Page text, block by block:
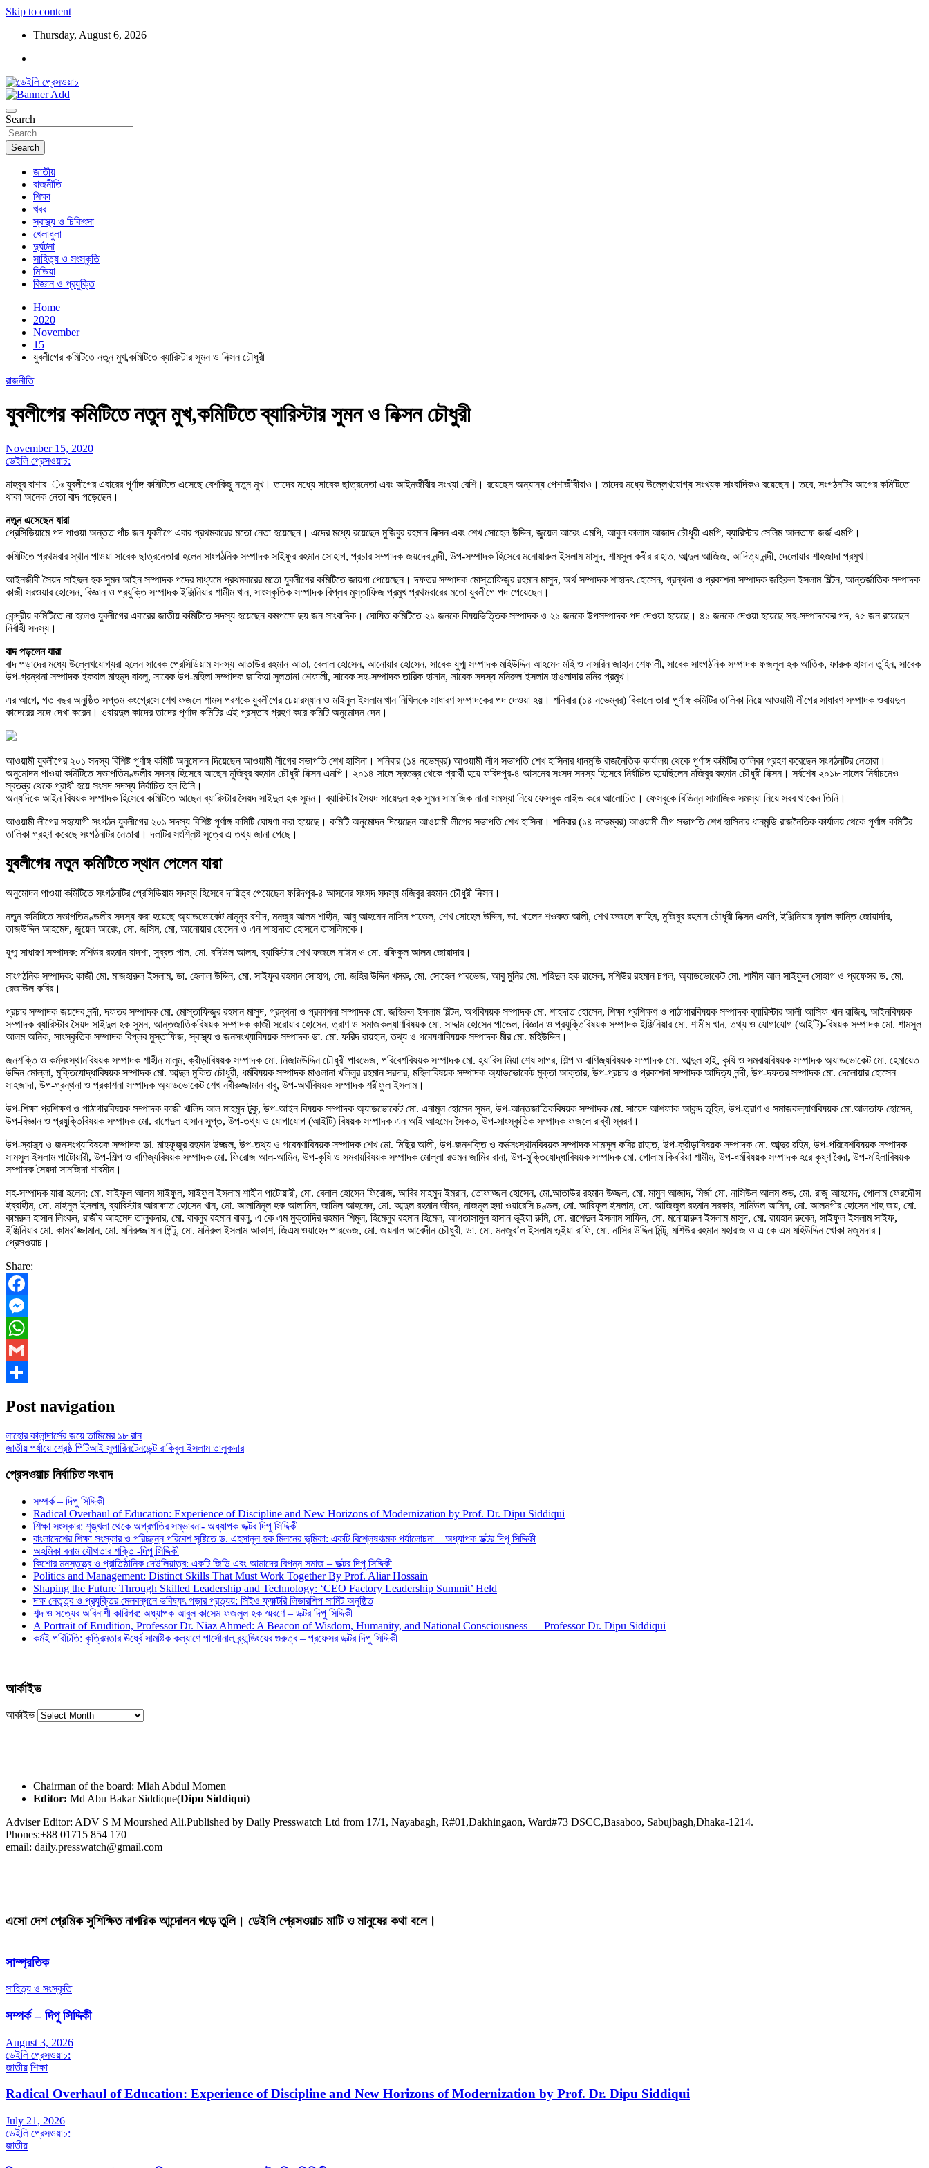
Skip to content
Thursday, August 6, 2026
ডেইলি প্রেসওয়াচ
Search
Search
জাতীয়
রাজনীতি
শিক্ষা
খবর
স্বাস্থ্য ও চিকিৎসা
খেলাধুলা
দুর্ঘটনা
সাহিত্য ও সংস্কৃতি
মিডিয়া
বিজ্ঞান ও প্রযুক্তি
Home
2020
November
15
যুবলীগের কমিটিতে নতুন মুখ,কমিটিতে ব্যারিস্টার সুমন ও নিক্সন চৌধুরী
রাজনীতি
যুবলীগের কমিটিতে নতুন মুখ,কমিটিতে ব্যারিস্টার সুমন ও নিক্সন চৌধুরী
November 15, 2020
ডেইলি প্রেসওয়াচ:
মাহবুব বাশার ঃ যুবলীগের এবারের পূর্ণাঙ্গ কমিটিতে এসেছে বেশকিছু নতুন মুখ। তাদের মধ্যে সাবেক ছাত্রনেতা এবং আইনজীবীর সংখ্যা বেশি। রয়েছেন অন্যান্য পেশাজীবীরাও। তাদের মধ্যে উল্লেখযোগ্য সংখ্যক সাংবাদিকও রয়েছেন। তবে, সংগঠনটির আগের কমিটিতে
থাকা অনেক নেতা বাদ পড়েছেন।
নতুন এসেছেন যারা
প্রেসিডিয়ামে পদ পাওয়া অন্তত পাঁচ জন যুবলীগে এবার প্রথমবারের মতো নেতা হয়েছেন। এদের মধ্যে রয়েছেন মুজিবুর রহমান নিক্সন এবং শেখ সোহেল উদ্দিন, জুয়েল আরেং এমপি, আবুল কালাম আজাদ চৌধুরী এমপি, ব্যারিস্টার সেলিম আলতাফ জর্জ এমপি।
কমিটিতে প্রথমবার স্থান পাওয়া সাবেক ছাত্রনেতারা হলেন সাংগঠনিক সম্পাদক সাইফুর রহমান সোহাগ, প্রচার সম্পাদক জয়দেব নন্দী, উপ-সম্পাদক হিসেবে মনোয়ারুল ইসলাম মাসুদ, শামসুল কবীর রাহাত, আব্দুল আজিজ, আদিত্য নন্দী, দেলোয়ার শাহজাদা প্রমুখ।
আইনজীবী সৈয়দ সাইদুল হক সুমন আইন সম্পাদক পদের মাধ্যমে প্রথমবারের মতো যুবলীগের কমিটিতে জায়গা পেয়েছেন। দফতর সম্পাদক মোস্তাফিজুর রহমান মাসুদ, অর্থ সম্পাদক শাহাদৎ হোসেন, গ্রন্থনা ও প্রকাশনা সম্পাদক জহিরুল ইসলাম মিল্টন, আন্তর্জাতিক সম্পাদক
কাজী সরওয়ার হোসেন, বিজ্ঞান ও প্রযুক্তি সম্পাদক ইঞ্জিনিয়ার শামীম খান, সাংস্কৃতিক সম্পাদক বিপ্লব মুস্তাফিজ প্রমুখ প্রথমবারের মতো যুবলীগে পদ পেয়েছেন।
কেন্দ্রীয় কমিটিতে না হলেও যুবলীগের এবারের জাতীয় কমিটিতে সদস্য হয়েছেন কমপক্ষে ছয় জন সাংবাদিক। ঘোষিত কমিটিতে ২১ জনকে বিষয়ভিত্তিক সম্পাদক ও ২১ জনকে উপসম্পাদক পদ দেওয়া হয়েছে। ৪১ জনকে দেওয়া হয়েছে সহ-সম্পাদকের পদ, ৭৫ জন রয়েছেন
নির্বাহী সদস্য।
বাদ পড়লেন যারা
বাদ পড়াদের মধ্যে উল্লেখযোগ্যরা হলেন সাবেক প্রেসিডিয়াম সদস্য আতাউর রহমান আতা, বেলাল হোসেন, আনোয়ার হোসেন, সাবেক যুগ্ম সম্পাদক মহিউদ্দিন আহমেদ মহি ও নাসরিন জাহান শেফালী, সাবেক সাংগঠনিক সম্পাদক ফজলুল হক আতিক, ফারুক হাসান তুহিন, সাবেক
উপ-গ্রন্থনা সম্পাদক ইকবাল মাহমুদ বাবলু, সাবেক উপ-মহিলা সম্পাদক জাকিয়া সুলতানা শেফালী, সাবেক সহ-সম্পাদক তারিক হাসান, সাবেক সদস্য মনিরুল ইসলাম হাওলাদার মনির প্রমুখ।
এর আগে, গত বছর অনুষ্ঠিত সপ্তম কংগ্রেসে শেখ ফজলে শামস পরশকে যুবলীগের চেয়ারম্যান ও মাইনুল ইসলাম খান নিখিলকে সাধারণ সম্পাদকের পদ দেওয়া হয়। শনিবার (১৪ নভেম্বর) বিকালে তারা পূর্ণাঙ্গ কমিটির তালিকা নিয়ে আওয়ামী লীগের সাধারণ সম্পাদক ওবায়দুল
কাদেরের সঙ্গে দেখা করেন। ওবায়দুল কাদের তাদের পূর্ণাঙ্গ কমিটির এই প্রস্তাব গ্রহণ করে কমিটি অনুমোদন দেন।
আওয়ামী যুবলীগের ২০১ সদস্য বিশিষ্ট পূর্ণাঙ্গ কমিটি অনুমোদন দিয়েছেন আওয়ামী লীগের সভাপতি শেখ হাসিনা। শনিবার (১৪ নভেম্বর) আওয়ামী লীগ সভাপতি শেখ হাসিনার ধানমন্ডি রাজনৈতিক কার্যালয় থেকে পূর্ণাঙ্গ কমিটির তালিকা গ্রহণ করেছেন সংগঠনটির নেতারা।
অনুমোদন পাওয়া কমিটিতে সভাপতিমণ্ডলীর সদস্য হিসেবে আছেন মুজিবুর রহমান চৌধুরী নিক্সন এমপি। ২০১৪ সালে স্বতন্ত্র থেকে প্রার্থী হয়ে ফরিদপুর-৪ আসনের সংসদ সদস্য হিসেবে নির্বাচিত হয়েছিলেন মজিবুর রহমান চৌধুরী নিক্সন। সর্বশেষ ২০১৮ সালের নির্বাচনেও
স্বতন্ত্র থেকে প্রার্থী হয়ে সংসদ সদস্য নির্বাচিত হন তিনি।
অন্যদিকে আইন বিষয়ক সম্পাদক হিসেবে কমিটিতে আছেন ব্যারিস্টার সৈয়দ সাইদুল হক সুমন। ব্যারিস্টার সৈয়দ সায়েদুল হক সুমন সামাজিক নানা সমস্যা নিয়ে ফেসবুক লাইভ করে আলোচিত। ফেসবুকে বিভিন্ন সামাজিক সমস্যা নিয়ে সরব থাকেন তিনি।
আওয়ামী লীগের সহযোগী সংগঠন যুবলীগের ২০১ সদস্য বিশিষ্ট পূর্ণাঙ্গ কমিটি ঘোষণা করা হয়েছে। কমিটি অনুমোদন দিয়েছেন আওয়ামী লীগের সভাপতি শেখ হাসিনা। শনিবার (১৪ নভেম্বর) আওয়ামী লীগ সভাপতি শেখ হাসিনার ধানমন্ডি রাজনৈতিক কার্যালয় থেকে পূর্ণাঙ্গ কমিটির
তালিকা গ্রহণ করেছে সংগঠনটির নেতারা। দলটির সংশ্লিষ্ট সূত্রে এ তথ্য জানা গেছে।
যুবলীগের নতুন কমিটিতে স্থান পেলেন যারা
অনুমোদন পাওয়া কমিটিতে সংগঠনটির প্রেসিডিয়াম সদস্য হিসেবে দায়িত্ব পেয়েছেন ফরিদপুর-৪ আসনের সংসদ সদস্য মজিবুর রহমান চৌধুরী নিক্সন।
নতুন কমিটিতে সভাপতিমণ্ডলীর সদস্য করা হয়েছে অ্যাডভোকেট মামুনুর রশীদ, মনজুর আলম শাহীন, আবু আহমেদ নাসিম পাভেল, শেখ সোহেল উদ্দিন, ডা. খালেদ শওকত আলী, শেখ ফজলে ফাহিম, মুজিবুর রহমান চৌধুরী নিক্সন এমপি, ইঞ্জিনিয়ার মৃনাল কান্তি জোয়ার্দার,
তাজউদ্দিন আহমেদ, জুয়েল আরেং, মো. জসিম, মো, আনোয়ার হোসেন ও এন শাহাদাত হোসনে তাসলিমকে।
যুগ্ম সাধারণ সম্পাদক: মশিউর রহমান বাদশা, সুব্রত পাল, মো. বদিউল আলম, ব্যারিস্টার শেখ ফজলে নাঈম ও মো. রফিকুল আলম জোয়াদার।
সাংগঠনিক সম্পাদক: কাজী মো. মাজহারুল ইসলাম, ডা. হেলাল উদ্দিন, মো. সাইফুর রহমান সোহাগ, মো. জহির উদ্দিন খসরু, মো. সোহেল পারভেজ, আবু মুনির মো. শহিদুল হক রাসেল, মশিউর রহমান চপল, অ্যাডভোকেট মো. শামীম আল সাইফুল সোহাগ ও প্রফেসর ড. মো.
রেজাউল কবির।
প্রচার সম্পাদক জয়দেব নন্দী, দফতর সম্পাদক মো. মোস্তাফিজুর রহমান মাসুদ, গ্রন্থনা ও প্রকাশনা সম্পাদক মো. জহিরুল ইসলাম মিল্টন, অর্থবিষয়ক সম্পাদক মো. শাহদাত হোসেন, শিক্ষা প্রশিক্ষণ ও পাঠাগারবিষয়ক সম্পাদক ব্যারিস্টার আলী আসিফ খান রাজিব, আইনবিষয়ক
সম্পাদক ব্যারিস্টার সৈয়দ সাইদুল হক সুমন, আন্তজাতিকবিষয়ক সম্পাদক কাজী সরোয়ার হোসেন, ত্রাণ ও সমাজকল্যাণবিষয়ক মো. সাদ্দাম হোসেন পাভেল, বিজ্ঞান ও প্রযুক্তিবিষয়ক সম্পাদক ইঞ্জিনিয়ার মো. শামীম খান, তথ্য ও যোগাযোগ (আইটি)-বিষয়ক সম্পাদক মো. শামসুল
আলম অনিক, সাংস্কৃতিক সম্পাদক বিপ্লব মুস্তাফিজ, স্বাস্থ্য ও জনসংখ্যাবিষয়ক সম্পাদক ডা. মো. ফরিদ রায়হান, তথ্য ও গবেষণাবিষয়ক সম্পাদক মীর মো. মহিউদ্দিন।
জনশক্তি ও কর্মসংস্থানবিষয়ক সম্পাদক শাহীন মালুম, ক্রীড়াবিষয়ক সম্পাদক মো. নিজামউদ্দিন চৌধুরী পারভেজ, পরিবেশবিষয়ক সম্পাদক মো. হ্যারিস মিয়া শেষ সাগর, শিল্প ও বাণিজ্যবিষয়ক সম্পাদক মো. আব্দুল হাই, কৃষি ও সমবায়বিষয়ক সম্পাদক অ্যাডভোকেট মো. হেমায়েত
উদ্দিন মোল্লা, মুক্তিযোদ্ধাবিষয়ক সম্পাদক মো. আব্দুল মুকিত চৌধুরী, ধর্মবিষয়ক সম্পাদক মাওলানা খলিলুর রহমান সরদার, মহিলাবিষয়ক সম্পাদক অ্যাডভোকেট মুক্তা আক্তার, উপ-প্রচার ও প্রকাশনা সম্পাদক আদিত্য নন্দী, উপ-দফতর সম্পাদক মো. দেলোয়ার হোসেন
সাহজাদা, উপ-গ্রন্থনা ও প্রকাশনা সম্পাদক অ্যাডভোকেট শেখ নবীরুজ্জামান বাবু, উপ-অর্থবিষয়ক সম্পাদক শরীফুল ইসলাম।
উপ-শিক্ষা প্রশিক্ষণ ও পাঠাগারবিষয়ক সম্পাদক কাজী খালিদ আল মাহমুদ টুকু, উপ-আইন বিষয়ক সম্পাদক অ্যাডভোকেট মো. এনামুল হোসেন সুমন, উপ-আন্তজাতিকবিষয়ক সম্পাদক মো. সায়েদ আশফাক আকন্দ তুহিন, উপ-ত্রাণ ও সমাজকল্যাণবিষয়ক মো.আলতাফ হোসেন,
উপ-বিজ্ঞান ও প্রযুক্তিবিষয়ক সম্পাদক মো. রাশেদুল হাসান সুপ্ত, উপ-তথ্য ও যোগাযোগ (আইটি) বিষয়ক সম্পাদক এন আই আহমেদ সৈকত, উপ-সাংস্কৃতিক সম্পাদক ফজলে রাব্বী স্বরণ।
উপ-স্বাস্থ্য ও জনসংখ্যাবিষয়ক সম্পাদক ডা. মাহফুজুর রহমান উজ্জল, উপ-তথ্য ও গবেষণাবিষয়ক সম্পাদক শেখ মো. মিছির আলী, উপ-জনশক্তি ও কর্মসংস্থানবিষয়ক সম্পাদক শামসুল কবির রাহাত, উপ-ক্রীড়াবিষয়ক সম্পাদক মো. আব্দুর রহিম, উপ-পরিবেশবিষয়ক সম্পাদক
সামসুল ইসলাম পাটোয়ারী, উপ-শিল্প ও বাণিজ্যবিষয়ক সম্পাদক মো. ফিরোজ আল-আমিন, উপ-কৃষি ও সমবায়বিষয়ক সম্পাদক মোল্লা রওমন জামির রানা, উপ-মুক্তিযোদ্ধাবিষয়ক সম্পাদক মো. গোলাম কিবরিয়া শামীম, উপ-ধর্মবিষয়ক সম্পাদক হরে কৃষ্ণ বৈদা, উপ-মহিলাবিষয়ক
সম্পাদক সৈয়দা সানজিদা শারমীন।
সহ-সম্পাদক যারা হলেন: মো. সাইফুল আলম সাইফুল, সাইফুল ইসলাম শাহীন পাটোয়ারী, মো. বেলাল হোসেন ফিরোজ, আবির মাহমুদ ইমরান, তোফাজ্জল হোসেন, মো.আতাউর রহমান উজ্জল, মো. মামুন আজাদ, মির্জা মো. নাসিউল আলম শুভ, মো. রাজু আহমেদ, গোলাম ফেরদৌস
ইব্রাহীম, মো. মাইনুল ইসলাম, ব্যারিস্টার আরাফাত হোসেন খান, মো. আলামিনুল হক আলামিন, জামিল আহমেদ, মো. আব্দুল রহমান জীবন, নাজমুল হুদা ওয়ারেসি চণ্ডল, মো. আরিফুল ইসলাম, মো. আজিজুল রহমান সরকার, সামিউল আমিন, মো. আলমগীর হোসেন শাহ জয়, মো.
কামরুল হাসান লিংকন, রাজীব আহমেদ তালুকদার, মো. বাবলুর রহমান বাবলু, এ কে এম মুক্তাদির রহমান শিমুল, হিমেলুর রহমান হিমেল, আগতাসামুল হাসান ভূইয়া রুমি, মো. রাশেদুল ইসলাম সাফিন, মো. মনোয়ারুল ইসলাম মাসুদ, মো. রায়হান রুবেল, সাইফুল ইসলাম সাইফ,
ইঞ্জিনিয়ার মো. কামর’জ্জামান, মো. মনিরুজ্জামান পিন্টু, মো. মনিরুল ইসলাম আকাশ, জিএম ওয়াহেদ পারভেজ, মো. জয়নাল আবেদীন চৌধুরী, ডা. মো. মনজুর’ল ইসলাম ভূইয়া রাফি, মো. নাসির উদ্দিন মিন্টু, মশিউর রহমান মহারাজ ও এ কে এম মহিউদ্দিন খোকা মজুমদার।
প্রেসওয়াচ।
Share:
Facebook
Messenger
WhatsApp
Gmail
Post navigation
লাহোর কালান্দার্সের জয়ে তামিমের ১৮ রান
জাতীয় পর্যায়ে শ্রেষ্ঠ পিটিআই সুপারিনটেনডেন্ট রাকিবুল ইসলাম তালুকদার
প্রেসওয়াচ নির্বাচিত সংবাদ
সম্পর্ক – দিপু সিদ্দিকী
Radical Overhaul of Education: Experience of Discipline and New Horizons of Modernization by Prof. Dr. Dipu Siddiqui
শিক্ষা সংস্কার: শৃঙ্খলা থেকে অগ্রগতির সম্ভাবনা- অধ্যাপক ডক্টর দিপু সিদ্দিকী
বাংলাদেশের শিক্ষা সংস্কার ও পরিচ্ছন্ন পরিবেশ সৃষ্টিতে ড. এহসানুল হক মিলনের ভূমিকা: একটি বিশ্লেষণাত্মক পর্যালোচনা – অধ্যাপক ডক্টর দিপু সিদ্দিকী
অহমিকা বনাম যৌথতার শক্তি -দিপু সিদ্দিকী
কিশোর মনস্তত্ত্ব ও প্রাতিষ্ঠানিক দেউলিয়াত্ব: একটি জিডি এবং আমাদের বিপন্ন সমাজ – ডক্টর দিপু সিদ্দিকী
Politics and Management: Distinct Skills That Must Work Together By Prof. Aliar Hossain
Shaping the Future Through Skilled Leadership and Technology: ‘CEO Factory Leadership Summit’ Held
দক্ষ নেতৃত্ব ও প্রযুক্তির মেলবন্ধনে ভবিষ্যৎ গড়ার প্রত্যয়: সিইও ফ্যাক্টরি লিডারশিপ সামিট অনুষ্ঠিত
শব্দ ও সত্যের অবিনাশী কারিগর: অধ্যাপক আবুল কাসেম ফজলুল হক স্মরণে – ডক্টর দিপু সিদ্দিকী
A Portrait of Erudition, Professor Dr. Niaz Ahmed: A Beacon of Wisdom, Humanity, and National Consciousness — Professor Dr. Dipu Siddiqui
কর্মই পরিচিতি: কৃত্রিমতার ঊর্ধ্বে সামষ্টিক কল্যাণে পার্সোনাল ব্র্যান্ডিংয়ের গুরুত্ব – প্রফেসর ডক্টর দিপু সিদ্দিকী
আর্কাইভ
আর্কাইভ
Chairman of the board: Miah Abdul Momen
Editor: Md Abu Bakar Siddique(Dipu Siddiqui)
Adviser Editor: ADV S M Mourshed Ali.Published by Daily Presswatch Ltd from 17/1, Nayabagh, R#01,Dakhingaon, Ward#73 DSCC,Basaboo, Sabujbagh,Dhaka-1214.
Phones:+88 01715 854 170
email: daily.presswatch@gmail.com
এসো দেশ প্রেমিক সুশিক্ষিত নাগরিক আন্দোলন গড়ে তুলি। ডেইলি প্রেসওয়াচ মাটি ও মানুষের কথা বলে।
সাম্প্রতিক
সাহিত্য ও সংস্কৃতি
সম্পর্ক – দিপু সিদ্দিকী
August 3, 2026
ডেইলি প্রেসওয়াচ:
জাতীয় শিক্ষা
Radical Overhaul of Education: Experience of Discipline and New Horizons of Modernization by Prof. Dr. Dipu Siddiqui
July 21, 2026
ডেইলি প্রেসওয়াচ:
জাতীয়